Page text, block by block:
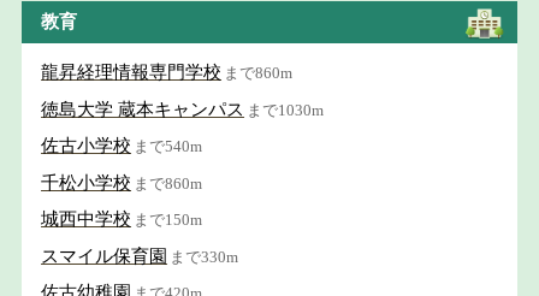
教育
龍昇経理情報専門学校 まで860m
徳島大学 蔵本キャンパス まで1030m
佐古小学校 まで540m
千松小学校 まで860m
城西中学校 まで150m
スマイル保育園 まで330m